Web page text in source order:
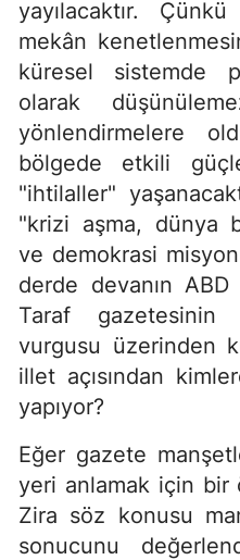
yayılacaktır.
mekân
küresel sistemde
olarak
yönlendirmelere
bölgede etkili
"ihtilaller"
"krizi aşma, dünya
ve demokrasi
derde devanın
Taraf
vurgusu üzerinden
illet açısından
yapıyor?
Eğer gazete
yeri anlamak için bir
Zira söz konusu
sonucunu